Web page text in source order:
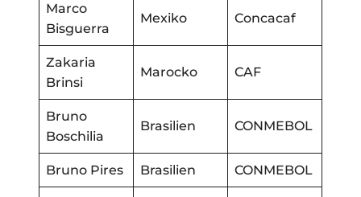
Marco
Bisguerra
Mexiko Concacaf
Zakaria
Brinsi
Marocko CAF
Bruno
Boschilia
Brasilien CONMEBOL
Bruno Pires Brasilien CONMEBOL